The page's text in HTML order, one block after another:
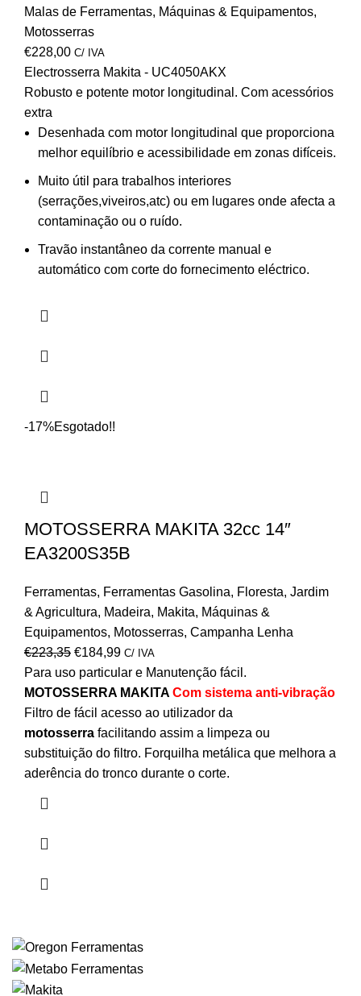
Malas de Ferramentas, Máquinas & Equipamentos,
Motosserras
€228,00 C/ IVA
Electrosserra Makita - UC4050AKX
Robusto e potente motor longitudinal. Com acessórios
extra
Desenhada com motor longitudinal que proporciona
melhor equilíbrio e acessibilidade em zonas difíceis.
Muito útil para trabalhos interiores
(serrações,viveiros,atc) ou em lugares onde afecta a
contaminação ou o ruído.
Travão instantâneo da corrente manual e
automático com corte do fornecimento eléctrico.
-17%Esgotado!!
MOTOSSERRA MAKITA 32cc 14″
EA3200S35B
Ferramentas, Ferramentas Gasolina, Floresta, Jardim
& Agricultura, Madeira, Makita, Máquinas &
Equipamentos, Motosserras, Campanha Lenha
€223,35 €184,99 C/ IVA
Para uso particular e Manutenção fácil.
MOTOSSERRA MAKITA Com sistema anti-vibração
Filtro de fácil acesso ao utilizador da
motosserra facilitando assim a limpeza ou
substituição do filtro. Forquilha metálica que melhora a
aderência do tronco durante o corte.